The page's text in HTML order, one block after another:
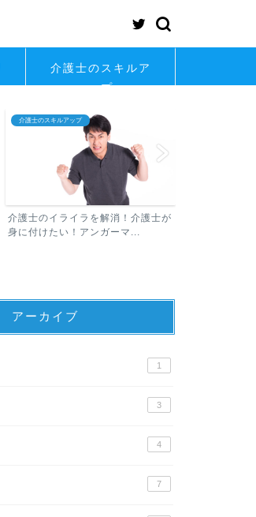
介護士のスキルア
ップ
介護士の転職
介護士が知っておくべき転職の常識
アーカイブ
1
3
4
7